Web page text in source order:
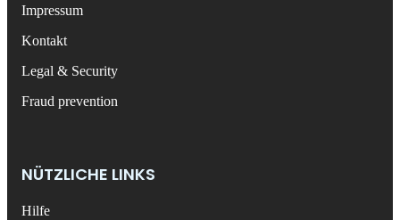
Impressum
Kontakt
Legal & Security
Fraud prevention
NÜTZLICHE LINKS
Hilfe